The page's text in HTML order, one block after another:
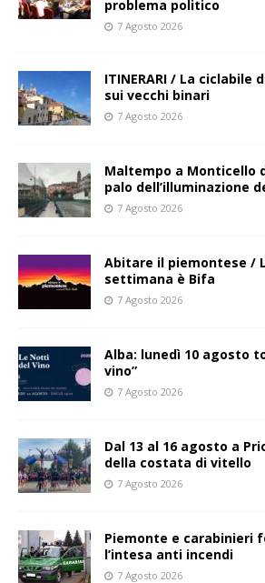
problema politico
7 Agosto 2026
ITINERARI / La ciclabile
sui vecchi binari
7 Agosto 2026
Maltempo a Monticello
palo dell’illuminazione
7 Agosto 2026
Abitare il piemontese /
settimana è Bifa
7 Agosto 2026
Alba: lunedì 10 agosto
vino”
7 Agosto 2026
Dal 13 al 16 agosto a
della costata di vitello
7 Agosto 2026
Piemonte e carabinieri
l’intesa anti incendi
7 Agosto 2026